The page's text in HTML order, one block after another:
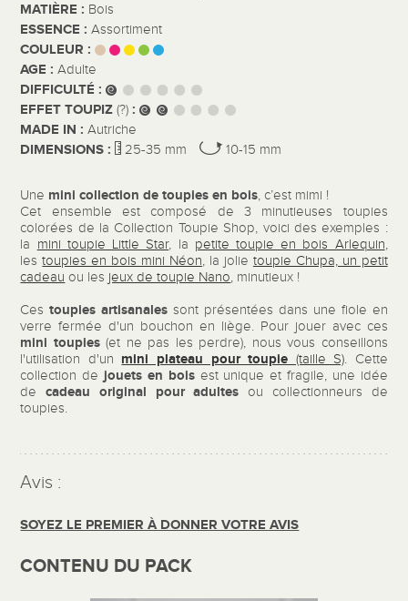
MATIÈRE : Bois
ESSENCE :Assortiment
COULEUR :
AGE :Adulte
DIFFICULTÉ :
EFFET TOUPIZ(?) :
MADE IN :Autriche
DIMENSIONS : 25-35 mm 10-15 mm
Une mini collection de toupies en bois, c’est mimi !
Cet ensemble est composé de 3 minutieuses toupies
colorées de la Collection Toupie Shop, voici des exemples :
la mini toupie Little Star, la petite toupie en bois Arlequin,
lestoupies en bois mini Néon, la jolie toupie Chupa, un petit
cadeau ou les jeux de toupie Nano, minutieux !
Cestoupies artisanales sont présentées dans une fiole en
verre fermée d'un bouchon en liège. Pour jouer avec ces
mini toupies(et ne pas les perdre), nous vous conseillons
l'utilisation d'un mini plateau pour toupie (taille S). Cette
collection dejouets en boisest unique et fragile, une idée
decadeau original pour adultes ou collectionneurs de
toupies.
Avis :
SOYEZ LE PREMIER À DONNER VOTRE AVIS
CONTENU DU PACK